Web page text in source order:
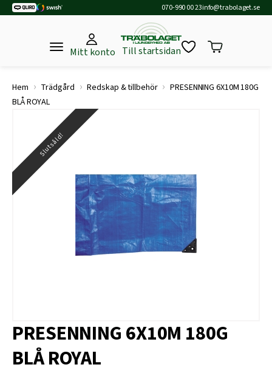
070-990 00 23info@trabolaget.se
Mitt konto Till startsidan
Hem › Trädgård › Redskap & tillbehör › PRESENNING 6X10M 180G
BLÅ ROYAL
Slutsåld!
PRESENNING 6X10M 180G
BLÅ ROYAL